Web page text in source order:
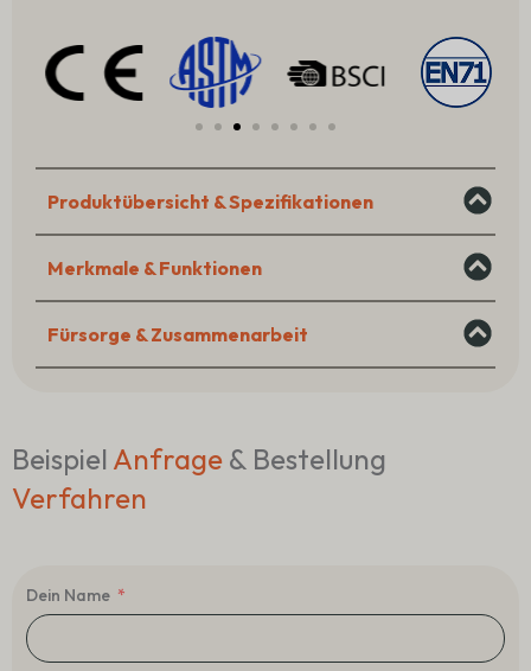
for
Water
Produktübersicht & Spezifikationen
Merkmale & Funktionen
Fürsorge & Zusammenarbeit
Beispiel Anfrage & Bestellung
Verfahren
Dein Name